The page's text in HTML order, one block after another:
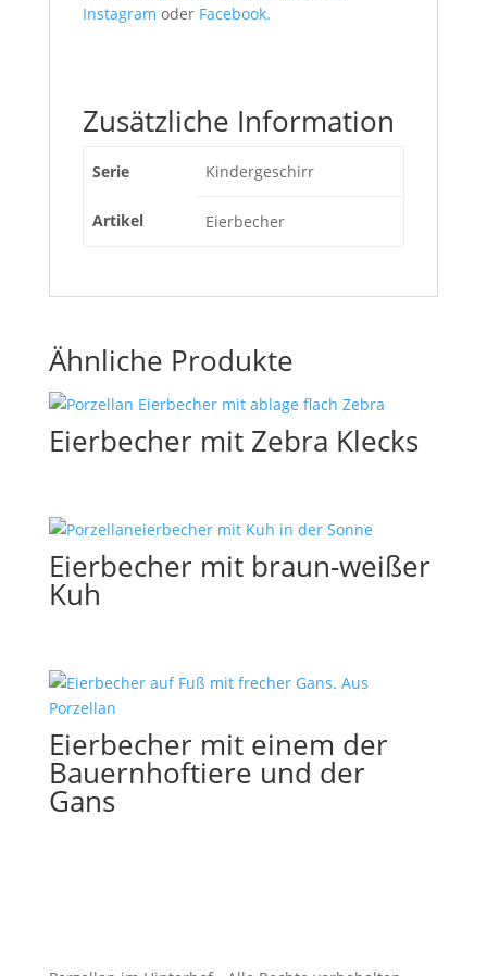
Instagram oder Facebook.
Zusätzliche Information
Serie Kindergeschirr
Artikel Eierbecher
Ähnliche Produkte
Eierbecher mit Zebra Klecks
Eierbecher mit braun-weißer
Kuh
Eierbecher mit einem der
Bauernhoftiere und der
Gans